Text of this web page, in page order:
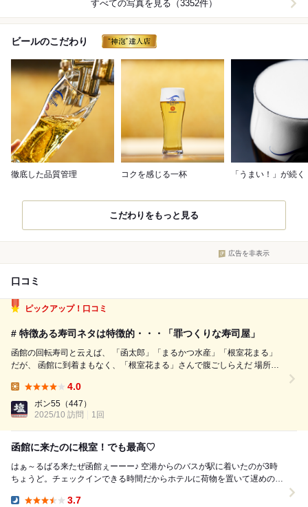
すべての写真を見る（3352件）
ビールのこだわり
徹底した品質管理 コクを感じる一杯 「うまい！」が続く
こだわりをもっと見る
広告を非表示
口コミ
ピックアップ！口コミ
# 特徴ある寿司ネタは特徴的・・・「罪つくりな寿司屋」
函館の回転寿司と云えば、 「函太郎」「まるかつ水産」「根室花まる」
だが、 函館に到着まもなく、「根室花まる」さんで腹ごしらえだ 場所は
食べるものと違って、とても特徴的… ・あぶらがれい 根室花まるの名
物。 旬は...
4.0
ボン55 （447）
2025/10 訪問
1回
函館に来たのに根室！でも最高♡
はぁ～るばる来たぜ函館ぇーーー♪ 空港からのバスが駅に着いたのが3時
ちょうど。チェックインできる時間だからホテルに荷物を置いて遅めの昼
3.7